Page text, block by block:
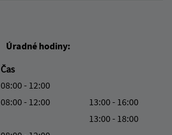
Úradné hodiny:
Čas
08:00 - 12:00
08:00 - 12:00
13:00 - 16:00
13:00 - 18:00